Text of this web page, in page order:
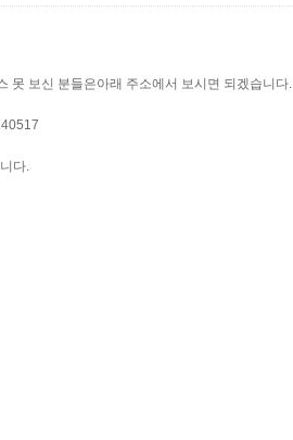
못 보신 분들은아래 주소에서 보시면 되겠습니다.
다.